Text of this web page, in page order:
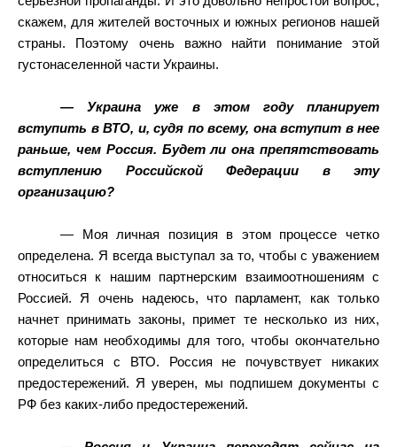
скажем, для жителей восточных и южных регионов нашей
страны. Поэтому очень важно найти понимание этой
густонаселенной части Украины.
— Украина уже в этом году планирует
вступить в ВТО, и, судя по всему, она вступит в нее
раньше, чем Россия. Будет ли она препятствовать
вступлению Российской Федерации в эту
организацию?
— Моя личная позиция в этом процессе четко
определена. Я всегда выступал за то, чтобы с уважением
относиться к нашим партнерским взаимоотношениям с
Россией. Я очень надеюсь, что парламент, как только
начнет принимать законы, примет те несколько из них,
которые нам необходимы для того, чтобы окончательно
определиться с ВТО. Россия не почувствует никаких
предостережений. Я уверен, мы подпишем документы с
РФ без каких-либо предостережений.